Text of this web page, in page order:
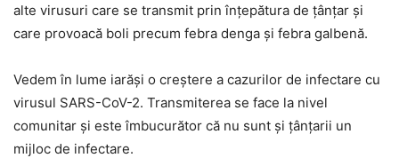
alte virusuri care se transmit prin înţepătura de ţânţar şi
care provoacă boli precum febra denga şi febra galbenă.
Vedem în lume iarăși o creștere a cazurilor de infectare cu
virusul SARS-CoV-2. Transmiterea se face la nivel
comunitar și este îmbucurător că nu sunt și țânțarii un
mijloc de infectare.